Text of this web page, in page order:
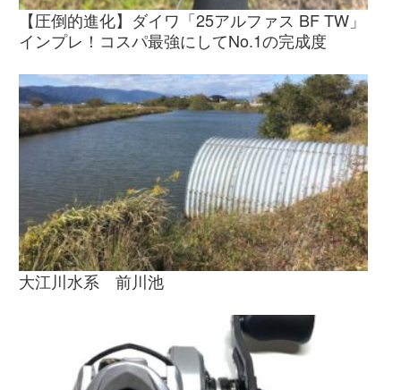
【圧倒的進化】ダイワ「25アルファス BF TW」
インプレ！コスパ最強にしてNo.1の完成度
大江川水系 前川池